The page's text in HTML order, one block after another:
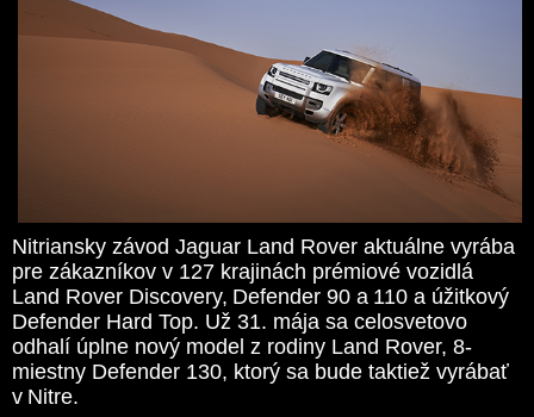
Nitriansky závod Jaguar Land Rover aktuálne vyrába
pre zákazníkov v 127 krajinách prémiové vozidlá
Land Rover Discovery, Defender 90 a 110 a úžitkový
Defender Hard Top. Už 31. mája sa celosvetovo
odhalí úplne nový model z rodiny Land Rover, 8-
miestny Defender 130, ktorý sa bude taktiež vyrábať
v Nitre.